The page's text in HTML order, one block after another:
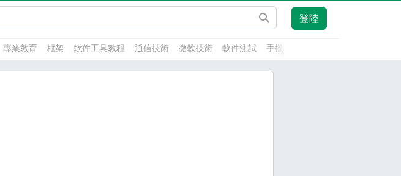
登陸
專業教育 框架 軟件工具教程 通信技術 微軟技術 軟件測試 手機開發